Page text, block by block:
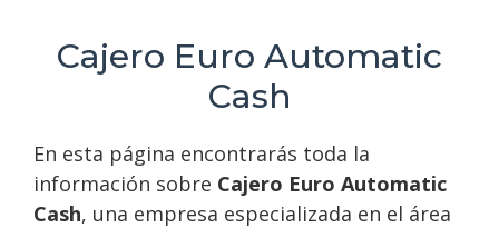
Cajero Euro Automatic
Cash
En esta página encontrarás toda la
información sobre Cajero Euro Automatic
Cash, una empresa especializada en el área